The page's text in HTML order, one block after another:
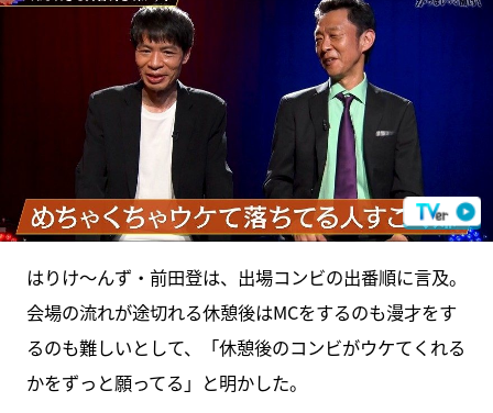
はりけ～んず・前田登は、出場コンビの出番順に言及。
会場の流れが途切れる休憩後はMCをするのも漫才をす
るのも難しいとして、「休憩後のコンビがウケてくれる
かをずっと願ってる」と明かした。